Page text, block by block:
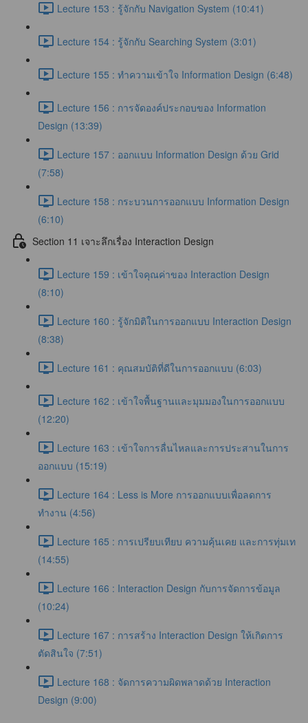
Lecture 153 : รู้จักกับ Navigation System (10:41)
Lecture 154 : รู้จักกับ Searching System (3:01)
Lecture 155 : ทำความเข้าใจ Information Design (6:48)
Lecture 156 : การจัดองค์ประกอบของ Information
Design (13:39)
Lecture 157 : ออกแบบ Information Design ด้วย Grid
(7:58)
Lecture 158 : กระบวนการออกแบบ Information Design
(6:10)
Section 11 เจาะลึกเรื่อง Interaction Design
Lecture 159 : เข้าใจคุณค่าของ Interaction Design
(8:10)
Lecture 160 : รู้จักมิติในการออกแบบ Interaction Design
(8:38)
Lecture 161 : คุณสมบัติที่ดีในการออกแบบ (6:03)
Lecture 162 : เข้าใจพื้นฐานและมุมมองในการออกแบบ
(12:20)
Lecture 163 : เข้าใจการลื่นไหลและการประสานในการ
ออกแบบ (15:19)
Lecture 164 : Less is More การออกแบบเพื่อลดการ
ทำงาน (4:56)
Lecture 165 : การเปรียบเทียบ ความคุ้นเคย และการทุ่มเท
(14:55)
Lecture 166 : Interaction Design กับการจัดการข้อมูล
(10:24)
Lecture 167 : การสร้าง Interaction Design ให้เกิดการ
ตัดสินใจ (7:51)
Lecture 168 : จัดการความผิดพลาดด้วย Interaction
Design (9:00)